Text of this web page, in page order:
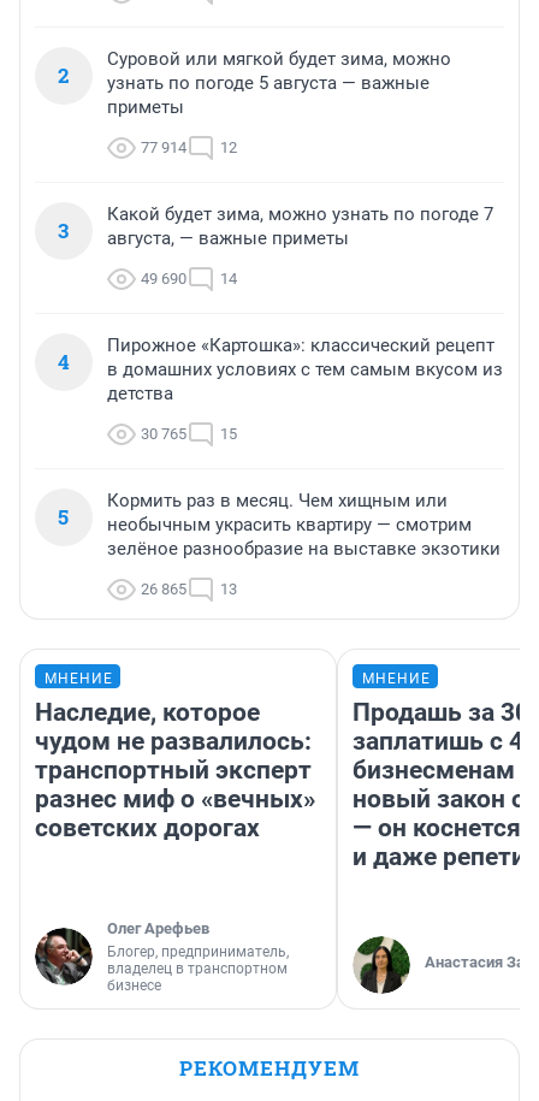
2
Суровой или мягкой будет зима, можно
узнать по погоде 5 августа — важные
приметы
77 914 12
3
Какой будет зима, можно узнать по погоде 7
августа, — важные приметы
49 690 14
4
Пирожное «Картошка»: классический рецепт
в домашних условиях с тем самым вкусом из
детства
30 765 15
5
Кормить раз в месяц. Чем хищным или
необычным украсить квартиру — смотрим
зелёное разнообразие на выставке экзотики
26 865 13
МНЕНИЕ
Наследие, которое
чудом не развалилось:
транспортный эксперт
разнес миф о «вечных»
советских дорогах
Олег Арефьев
Блогер, предприниматель,
владелец в транспортном
бизнесе
МНЕНИЕ
Продашь за
заплатишь с
бизнесменам
новый закон о
— он коснется
и даже
Анастасия
РЕКОМЕНДУЕМ